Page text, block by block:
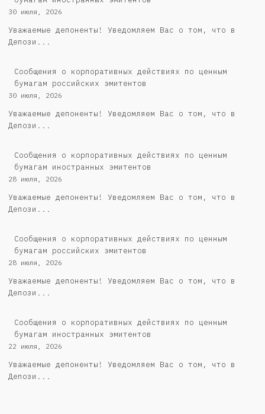
30 июля, 2026
Уважаемые депоненты! Уведомляем Вас о том, что в
Депози...
Cообщения о корпоративных действиях по ценным
бумагам российских эмитентов
30 июля, 2026
Уважаемые депоненты! Уведомляем Вас о том, что в
Депози...
Сообщения о корпоративных действиях по ценным
бумагам иностранных эмитентов
28 июля, 2026
Уважаемые депоненты! Уведомляем Вас о том, что в
Депози...
Cообщения о корпоративных действиях по ценным
бумагам российских эмитентов
28 июля, 2026
Уважаемые депоненты! Уведомляем Вас о том, что в
Депози...
Сообщения о корпоративных действиях по ценным
бумагам иностранных эмитентов
22 июля, 2026
Уважаемые депоненты! Уведомляем Вас о том, что в
Депози...